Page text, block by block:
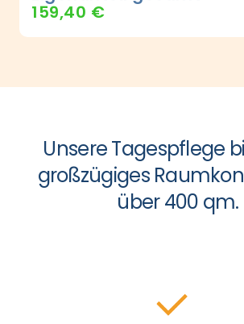
159,40 €
Unsere Tagespflege
großzügiges
über 400 qm.